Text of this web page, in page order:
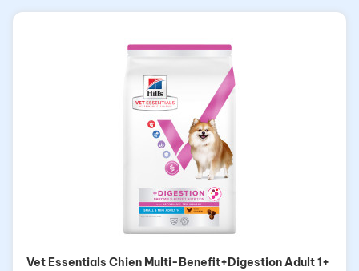
Vet Essentials Chien Multi-Benefit+Digestion Adult 1+